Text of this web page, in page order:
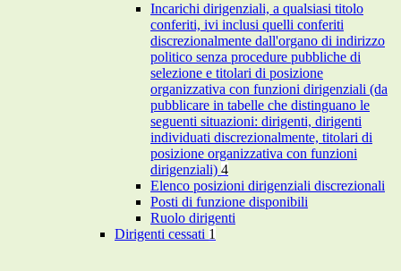
Incarichi dirigenziali, a qualsiasi titolo
conferiti, ivi inclusi quelli conferiti
discrezionalmente dall'organo di indirizzo
politico senza procedure pubbliche di
selezione e titolari di posizione
organizzativa con funzioni dirigenziali (da
pubblicare in tabelle che distinguano le
seguenti situazioni: dirigenti, dirigenti
individuati discrezionalmente, titolari di
posizione organizzativa con funzioni
dirigenziali) 4
Elenco posizioni dirigenziali discrezionali
Posti di funzione disponibili
Ruolo dirigenti
Dirigenti cessati 1